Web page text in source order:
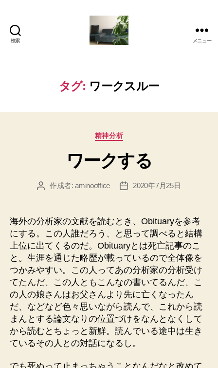
検索
美
(お
も
あ
の
ブ
グ
メニュー
タグ: ワークスルー
カ
ゴ
リ
精神分析
ワークする
投
作成者:aminooffice
投
2020年7月25日
海外の分析家の文献を読むとき、Obituaryを参考
にする。この人誰だろう、と思って調べると結構
上位に出てくるのだ。Obituaryとは死亡記事のこ
と。生涯を通じた略歴が載っているので全体像を
つかみやすい。この人ってあの分析家の分析受け
てたんだ、この人ともこんなの書いてるんだ、こ
の人の娘さんはお父さんより先に亡くなったん
だ、などなど色々思いながら読んで、これから読
まんとする論文なりの位置づけをなんとなくして
から読むとちょっと新鮮。読んでいる途中は生き
ているその人との対話になるし。
でも死ぬって止まっちゃうことなんだなと改めて